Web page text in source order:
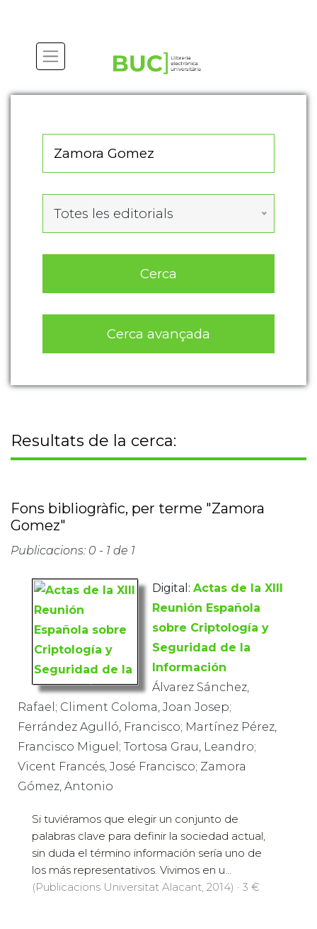
Totes les editorials
Cerca
Cerca avançada
Resultats de la cerca:
Fons bibliogràfic, per terme "Zamora
Gomez"
Publicacions: 0 - 1 de 1
Digital: Actas de la XIII
Reunión Española
sobre Criptología y
Seguridad de la
Información
Álvarez Sánchez,
Rafael; Climent Coloma, Joan Josep;
Ferrández Agulló, Francisco; Martínez Pérez,
Francisco Miguel; Tortosa Grau, Leandro;
Vicent Francés, José Francisco; Zamora
Gómez, Antonio
Si tuviéramos que elegir un conjunto de
palabras clave para definir la sociedad actual,
sin duda el término información sería uno de
los más representativos. Vivimos en u...
(Publicacions Universitat Alacant, 2014) · 3 €